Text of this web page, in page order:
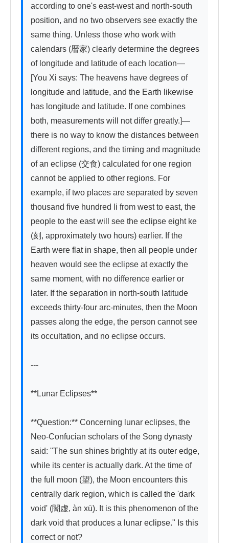
according to one's east-west and north-south
position, and no two observers see exactly the
same thing. Unless those who work with
calendars (暦家) clearly determine the degrees
of longitude and latitude of each location—
[You Xi says: The heavens have degrees of
longitude and latitude, and the Earth likewise
has longitude and latitude. If one combines
both, measurements will not differ greatly.]—
there is no way to know the distances between
different regions, and the timing and magnitude
of an eclipse (交食) calculated for one region
cannot be applied to other regions. For
example, if two places are separated by seven
thousand five hundred li from west to east, the
people to the east will see the eclipse eight ke
(刻, approximately two hours) earlier. If the
Earth were flat in shape, then all people under
heaven would see the eclipse at exactly the
same moment, with no difference earlier or
later. If the separation in north-south latitude
exceeds thirty-four arc-minutes, then the Moon
passes along the edge, the person cannot see
its occultation, and no eclipse occurs.
---
**Lunar Eclipses**
**Question:** Concerning lunar eclipses, the
Neo-Confucian scholars of the Song dynasty
said: "The sun shines brightly at its outer edge,
while its center is actually dark. At the time of
the full moon (望), the Moon encounters this
centrally dark region, which is called the 'dark
void' (闇虚, àn xū). It is this phenomenon of the
dark void that produces a lunar eclipse." Is this
correct or not?